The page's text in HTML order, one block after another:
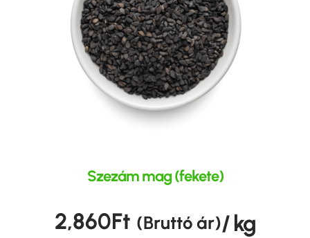
Szezám mag (fekete)
2,860Ft (Bruttó ár)/ kg